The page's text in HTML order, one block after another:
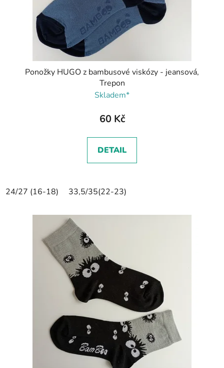
Ponožky HUGO z bambusové viskózy - jeansová,
Trepon
Skladem*
60 Kč
DETAIL
24/27 (16-18) 33,5/35(22-23)